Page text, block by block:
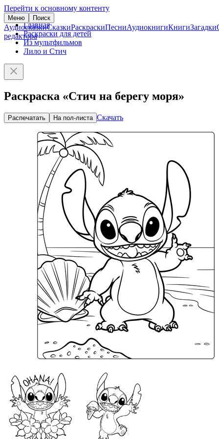
Перейти к основному контенту
Меню Поиск
АудиосказкиСказкиРаскраскиПесниАудиокнигиКнигиЗагадки
редактора
Главная
Раскраски для детей
Из мультфильмов
Лило и Стич
Раскраска «Стич на берегу моря»
Распечатать На пол-листа Скачать